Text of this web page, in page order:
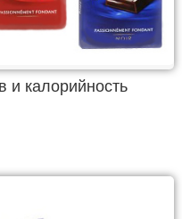
и калорийность